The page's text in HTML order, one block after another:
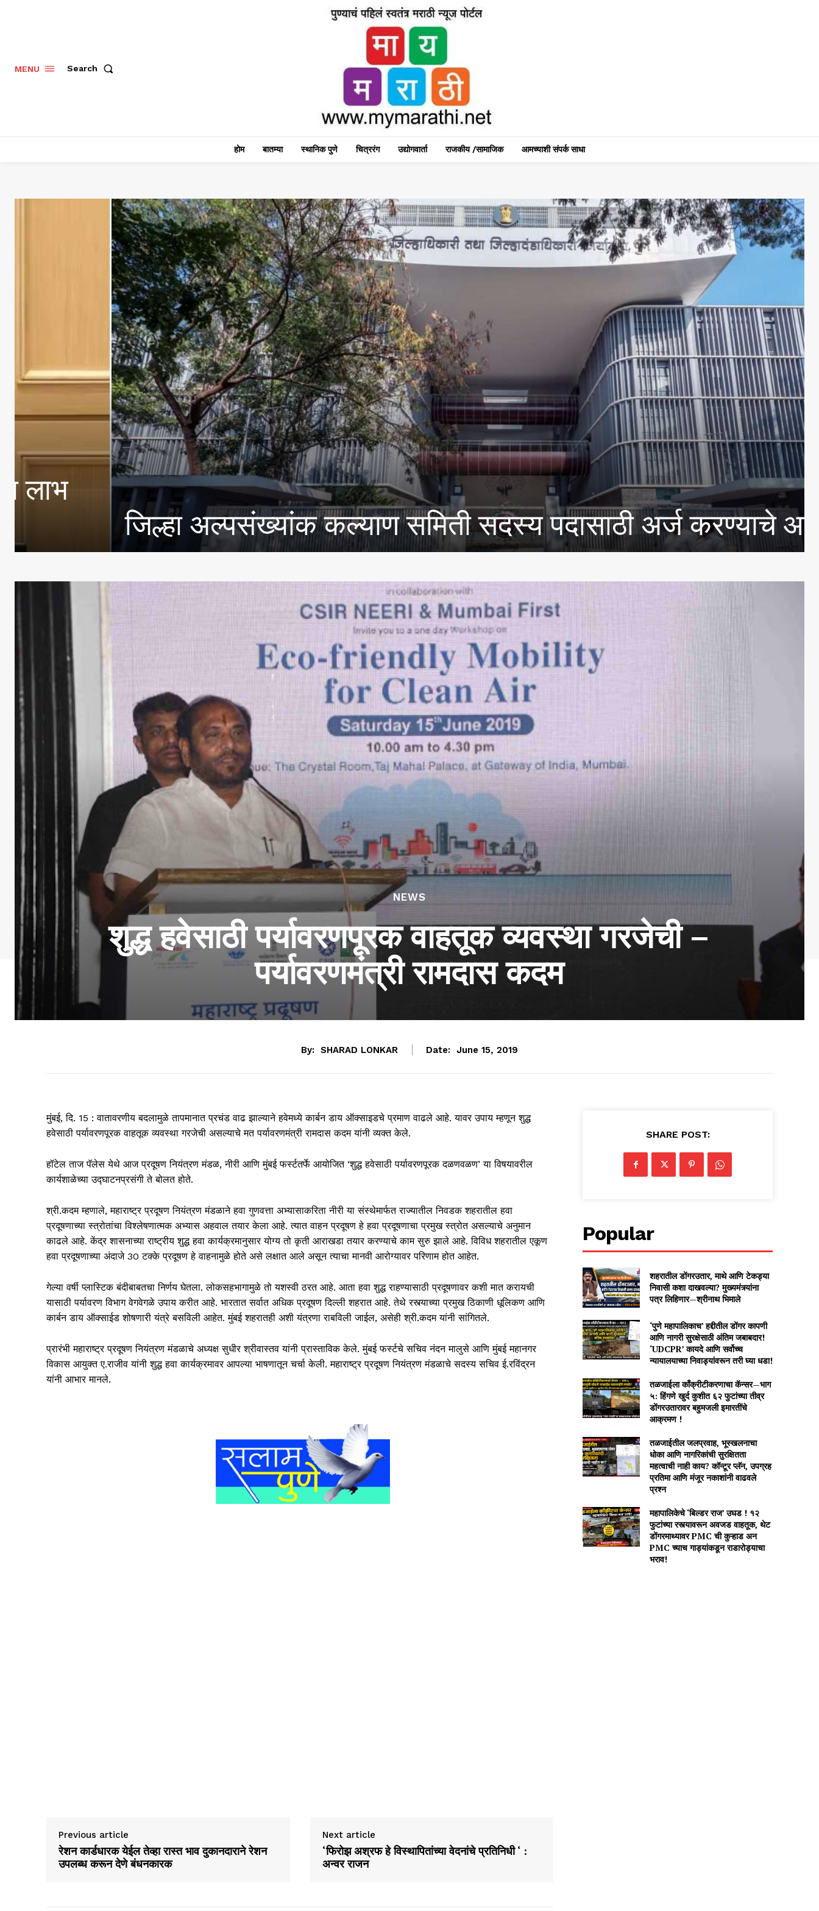
MENU Search
होम बातम्या स्थानिक पुणे चित्ररंग उद्योगवार्ता राजकीय /सामाजिक आमच्याशी संपर्क साधा
सोशल मीडियाचा सकारात्मक वापर करावा:पुणे पोलिस सह आयुक्त संजय
दराडे यांचे विद्यार्थ्यांना आवाहन
NEWS
शुद्ध हवेसाठी पर्यावरणपूरक वाहतूक व्यवस्था गरजेची –
पर्यावरणमंत्री रामदास कदम
By: SHARAD LONKAR Date: June 15, 2019
मुंबई, दि. 15 : वातावरणीय बदलामुळे तापमानात प्रचंड वाढ झाल्याने हवेमध्ये कार्बन डाय ऑक्साइडचे प्रमाण वाढले आहे. यावर उपाय म्हणून शुद्ध
हवेसाठी पर्यावरणपूरक वाहतूक व्यवस्था गरजेची असल्याचे मत पर्यावरणमंत्री रामदास कदम यांनी व्यक्त केले.
हॉटेल ताज पॅलेस येथे आज प्रदूषण नियंत्रण मंडळ, नीरी आणि मुंबई फर्स्टतर्फे आयोजित ‘शुद्ध हवेसाठी पर्यावरणपूरक दळणवळण’ या विषयावरील
कार्यशाळेच्या उद्घाटनप्रसंगी ते बोलत होते.
श्री.कदम म्हणाले, महाराष्ट्र प्रदूषण नियंत्रण मंडळाने हवा गुणवत्ता अभ्यासाकरिता नीरी या संस्थेमार्फत राज्यातील निवडक शहरातील हवा
प्रदूषणाच्या स्त्रोतांचा विश्लेषणात्मक अभ्‍यास अहवाल तयार केला आहे. त्यात वाहन प्रदूषण हे हवा प्रदूषणाचा प्रमुख स्त्रोत असल्याचे अनुमान
काढले आहे. केंद्र शासनाच्या राष्ट्रीय शुद्ध हवा कार्यक्रमानुसार योग्य तो कृती आराखडा तयार करण्याचे काम सुरु झाले आहे. विविध शहरातील एकूण
हवा प्रदूषणाच्या अंदाजे 30 टक्के प्रदूषण हे वाहनामुळे होते असे लक्षात आले असून त्याचा मानवी आरोग्यावर परिणाम होत आहेत.
गेल्या वर्षी प्लास्टिक बंदीबाबतचा निर्णय घेतला. लोकसहभागामुळे तो यशस्वी ठरत आहे. आता हवा शुद्ध राहण्यासाठी प्रदूषणावर कशी मात करायची
यासाठी पर्यावरण विभाग वेगवेगळे उपाय करीत आहे. भारतात सर्वात अधिक प्रदूषण दिल्ली शहरात आहे. तेथे रस्त्याच्या प्रमुख ठिकाणी धूलिकण आणि
कार्बन डाय ऑक्साईड शोषणारी यंत्रे बसविली आहेत. मुंबई शहरातही अशी यंत्रणा राबविली जाईल, असेही श्री.कदम यांनी सांगितले.
प्रारंभी महाराष्ट्र प्रदूषण नियंत्रण मंडळाचे अध्यक्ष सुधीर श्रीवास्तव यांनी प्रास्ताविक केले. मुंबई फर्स्टचे सचिव नंदन मालुसे आणि मुंबई महानगर
विकास आयुक्त ए.राजीव यांनी शुद्ध हवा कार्यक्रमावर आपल्या भाषणातून चर्चा केली. महाराष्ट्र प्रदूषण नियंत्रण मंडळाचे सदस्य सचिव ई.रविंद्रन
यांनी आभार मानले.
Previous article
रेशन कार्डधारक येईल तेव्हा रास्त भाव दुकानदाराने रेशन
उपलब्ध करून देणे बंधनकारक
Next article
‘फिरोझ अश्रफ हे विस्थापितांच्या वेदनांचे प्रतिनिधी ‘ :
अन्वर राजन
SHARE POST:
Popular
शहरातील डोंगरउतार, माथे आणि टेकड्या
निवासी कशा दाखवल्या? मुख्यमंत्र्यांना
पत्र लिहिणार—श्रीनाथ भिमाले
‘पुणे महापालिकाच’ हद्दीतील डोंगर कापणी
आणि नागरी सुरक्षेसाठी अंतिम जबाबदार!
‘UDCPR’ कायदे आणि सर्वोच्च
न्यायालयाच्या निवाड्यांवरून तरी घ्या धडा!
तळजाईला काँक्रीटीकरणाचा कॅन्सर—भाग
५: हिंगणे खुर्द कुशीत ६२ फुटांच्या तीव्र
डोंगरउतारावर बहुमजली इमारतींचे
आक्रमण !
तळजाईतील जलप्रवाह, भूस्खलनाचा
धोका आणि नागरिकांची सुरक्षितता
महत्वाची नाही काय? कॉन्टूर प्लॅन, उपग्रह
प्रतिमा आणि मंजूर नकाशांनी वाढवले
प्रश्न
महापालिकेचे ‘बिल्डर राज’ उघड ! १२
फुटांच्या रस्त्यावरून अवजड वाहतूक, थेट
डोंगरमाथ्यावर PMC ची कुऱ्हाड अन
PMC च्याच गाड्यांकडून राडारोड्याचा
भराव!